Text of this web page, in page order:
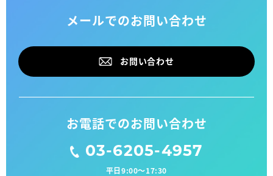
メールでのお問い合わせ
お問い合わせ
お電話でのお問い合わせ
03-6205-4957
平日9:00〜17:30